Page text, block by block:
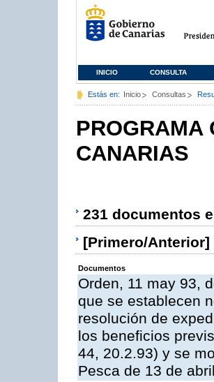
INICIO CONSULTA
Estás en: Inicio Consultas
PROGRAMA
CANARIAS
231 documentos
[Primero/Anterior]
Documentos
Orden, 11 may 93,
que se establecen
resolución de
los beneficios
44, 20.2.93) y se
Pesca de 13 de